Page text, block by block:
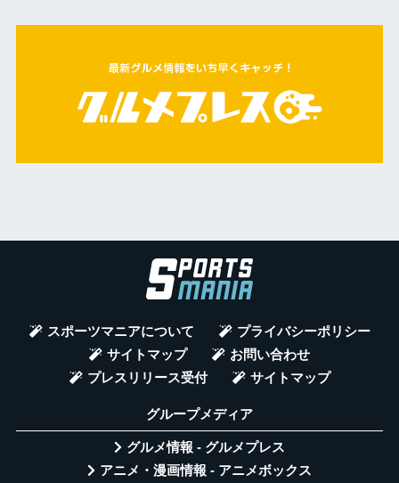
スポーツマニアについて
プライバシーポリシー
サイトマップ
お問い合わせ
プレスリリース受付
サイトマップ
グループメディア
グルメ情報 - グルメプレス
アニメ・漫画情報 - アニメボックス